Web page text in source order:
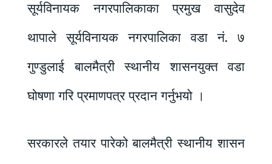
सूर्यविनायक नगरपालिकाका प्रमुख वासुदेव
थापाले सूर्यविनायक नगरपालिका वडा नं. ७
गुण्डुलाई बालमैत्री स्थानीय शासनयुक्त वडा
घोषणा गरि प्रमाणपत्र प्रदान गर्नुभयो ।
सरकारले तयार पारेको बालमैत्री स्थानीय शासन